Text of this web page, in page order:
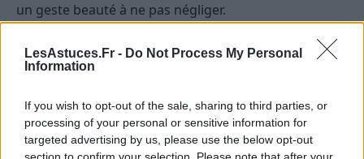
LesAstuces.Fr - Do Not Process My Personal
Information
If you wish to opt-out of the sale, sharing to third parties, or
processing of your personal or sensitive information for
targeted advertising by us, please use the below opt-out
section to confirm your selection. Please note that after your
un geste beauté à ne pas négliger.
BEAUTÉ SOIN VISAGE & CORPS